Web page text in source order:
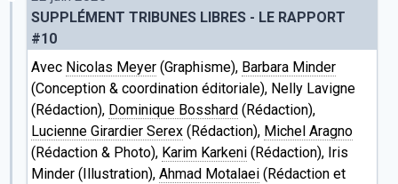
SUPPLÉMENT TRIBUNES LIBRES - LE RAPPORT
#10
Avec Nicolas Meyer (Graphisme), Barbara Minder
(Conception & coordination éditoriale), Nelly Lavigne
(Rédaction), Dominique Bosshard (Rédaction),
Lucienne Girardier Serex (Rédaction), Michel Aragno
(Rédaction & Photo), Karim Karkeni (Rédaction), Iris
Minder (Illustration), Ahmad Motalaei (Rédaction et